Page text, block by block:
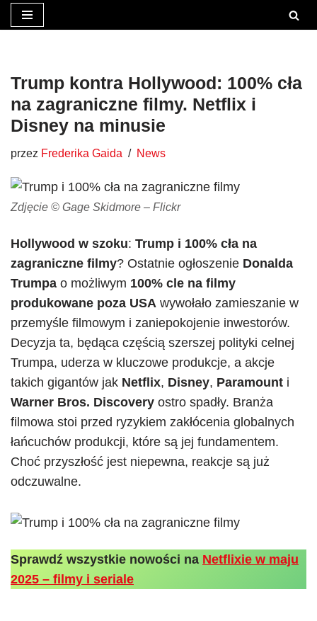
treści
Trump kontra Hollywood: 100% cła
na zagraniczne filmy. Netflix i
Disney na minusie
przez Frederika Gaida News
Zdjęcie © Gage Skidmore – Flickr
Hollywood w szoku: Trump i 100% cła na
zagraniczne filmy? Ostatnie ogłoszenie Donalda
Trumpa o możliwym 100% cle na filmy
produkowane poza USA wywołało zamieszanie w
przemyśle filmowym i zaniepokojenie inwestorów.
Decyzja ta, będąca częścią szerszej polityki celnej
Trumpa, uderza w kluczowe produkcje, a akcje
takich gigantów jak Netflix, Disney, Paramount i
Warner Bros. Discovery ostro spadły. Branża
filmowa stoi przed ryzykiem zakłócenia globalnych
łańcuchów produkcji, które są jej fundamentem.
Choć przyszłość jest niepewna, reakcje są już
odczuwalne.
Sprawdź wszystkie nowości na Netflixie w maju
2025 – filmy i seriale